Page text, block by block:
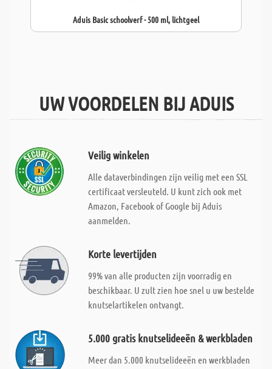
Aduis Basic schoolverf - 500 ml, lichtgeel
UW VOORDELEN BIJ ADUIS
Veilig winkelen
Alle dataverbindingen zijn veilig met een SSL
certificaat versleuteld. U kunt zich ook met
Amazon, Facebook of Google bij Aduis
aanmelden.
Korte levertijden
99% van alle producten zijn voorradig en
beschikbaar. U zult zien hoe snel u uw bestelde
knutselartikelen ontvangt.
5.000 gratis knutselideeën & werkbladen
Meer dan 5.000 knutselideeën en werkbladen